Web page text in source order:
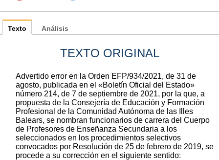
Texto
TEXTO ORIGINAL
Advertido error en la Orden EFP/934/2021, de 31 de
agosto, publicada en el «Boletín Oficial del Estado»
número 214, de 7 de septiembre de 2021, por la que, a
propuesta de la Consejería de Educación y Formación
Profesional de la Comunidad Autónoma de las Illes
Balears, se nombran funcionarios de carrera del Cuerpo
de Profesores de Enseñanza Secundaria a los
seleccionados en los procedimientos selectivos
convocados por Resolución de 25 de febrero de 2019, se
procede a su corrección en el siguiente sentido:
Análisis